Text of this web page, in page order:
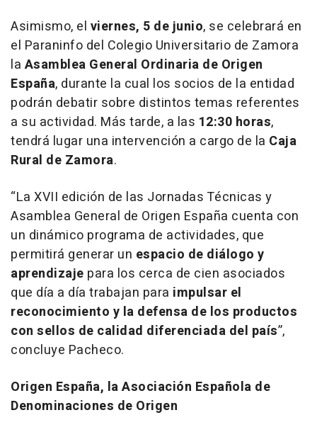
Asimismo, el viernes, 5 de junio, se celebrará en
el Paraninfo del Colegio Universitario de Zamora
la Asamblea General Ordinaria de Origen
España, durante la cual los socios de la entidad
podrán debatir sobre distintos temas referentes
a su actividad. Más tarde, a las 12:30 horas,
tendrá lugar una intervención a cargo de la Caja
Rural de Zamora.
“La XVII edición de las Jornadas Técnicas y
Asamblea General de Origen España cuenta con
un dinámico programa de actividades, que
permitirá generar un espacio de diálogo y
aprendizaje para los cerca de cien asociados
que día a día trabajan para impulsar el
reconocimiento y la defensa de los productos
con sellos de calidad diferenciada del país”,
concluye Pacheco.
Origen España, la Asociación Española de
Denominaciones de Origen